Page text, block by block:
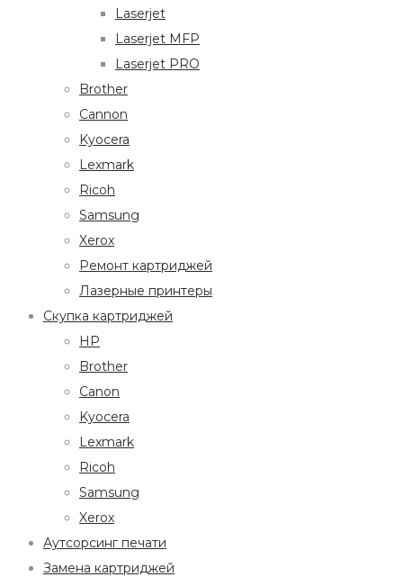
Laserjet
Laserjet MFP
Laserjet PRO
Brother
Cannon
Kyocera
Lexmark
Ricoh
Samsung
Xerox
Ремонт картриджей
Лазерные принтеры
Скупка картриджей
HP
Brother
Canon
Kyocera
Lexmark
Ricoh
Samsung
Xerox
Аутсорсинг печати
Замена картриджей